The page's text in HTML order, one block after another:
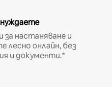
настаняване и
лесно онлайн, без
и документи.*